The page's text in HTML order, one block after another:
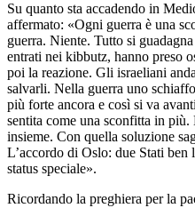
Su quanto sta accadendo in
affermato: «Ogni guerra è una
guerra. Niente. Tutto si
entrati nei kibbutz, hanno preso
poi la reazione. Gli israeliani
salvarli. Nella guerra uno
più forte ancora e così si va
sentita come una sconfitta in
insieme. Con quella soluzione
L’accordo di Oslo: due Stati
status speciale».
Ricordando la preghiera per la